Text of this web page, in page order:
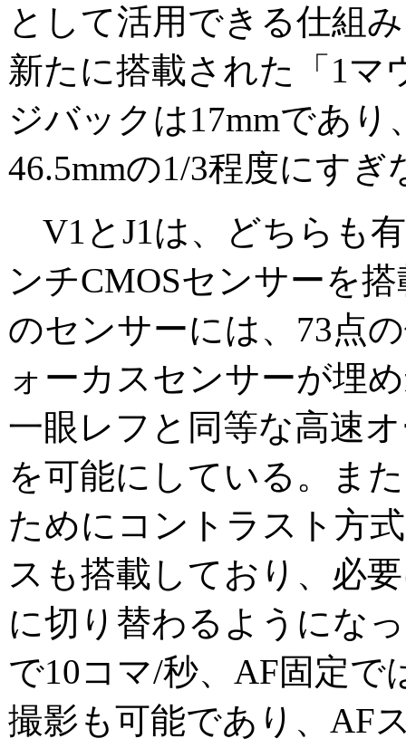
として活用できる仕組
新たに搭載された「1マ
ジバックは17mmであり
46.5mmの1/3程度にすぎ
V1とJ1は、どちらも
ンチCMOSセンサーを
のセンサーには、73点
ォーカスセンサーが埋
一眼レフと同等な高速
を可能にしている。ま
ためにコントラスト方
スも搭載しており、必
に切り替わるようにな
で10コマ/秒、AF固定で
撮影も可能であり、AF